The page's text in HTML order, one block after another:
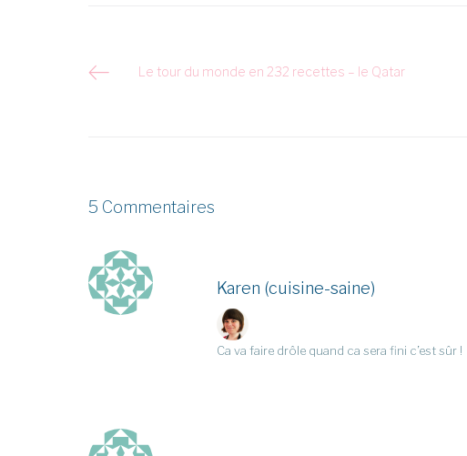
Navigation
Le tour du monde en 232 recettes – le Qatar
5 Commentaires
Karen (cuisine-saine)
Ca va faire drôle quand ca sera fini c’est sûr !